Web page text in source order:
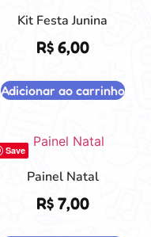
Kit Festa Junina
R$6,00
Adicionar ao carrinho
Save
Painel Natal
R$7,00